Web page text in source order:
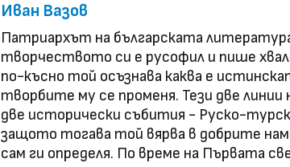
Иван Вазов
Патриархът на българската
творчеството си е русофил и пише
по-късно той осъзнава каква е
творбите му се променя. Тези две
две исторически събития - Руско-
защото тогава той вярва в добрите
сам ги определя. По време на Първата